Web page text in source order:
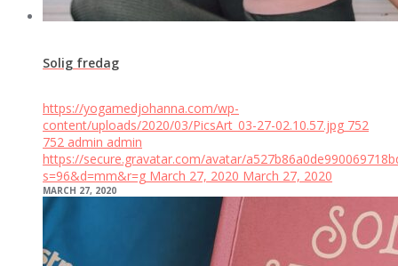
Solig fredag
https://yogamedjohanna.com/wp-
content/uploads/2020/03/PicsArt_03-27-02.10.57.jpg 752
752 admin admin
https://secure.gravatar.com/avatar/
s=96&d=mm&r=g March 27, 2020 March 27, 2020
MARCH 27, 2020